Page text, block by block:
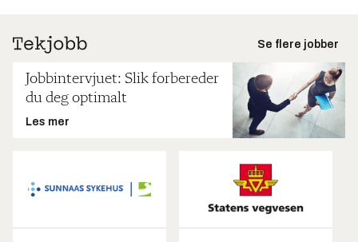
Se flere jobber
Jobbintervjuet: Slik forbereder
du deg optimalt
Les mer